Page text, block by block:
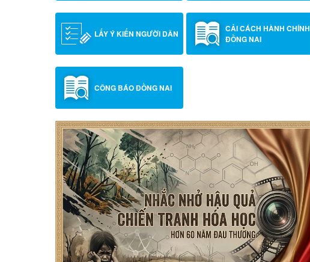
LẤY Ý KIẾN NGƯỜI DÂN
CẢI CÁCH HÀNH CHÍNH
ĐỒNG NAI
CÔNG BÁO ĐỒNG NAI